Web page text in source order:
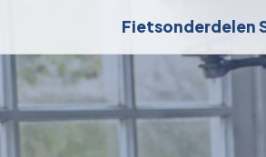
Fietsonderdelen